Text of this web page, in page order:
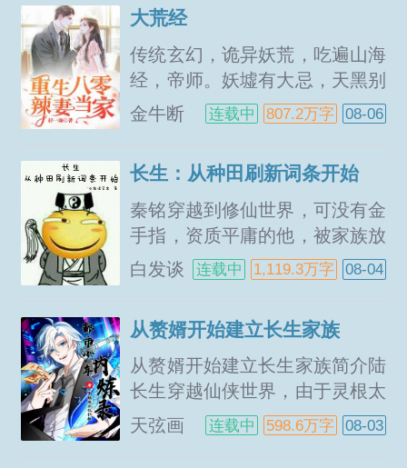
尘群芳谱，可通过其获得长生与
无穷妙用！注入十缕红尘之气，
从长春养生功到...
大荒经
传统玄幻，诡异妖荒，吃遍山海
经，帝师。妖墟有大忌，天黑别
出门。张楚在老家的老枣树下
读，莫名穿越到了妖墟。这是一
恐怖降临，这里危险四伏，遍地
都是大妖。张楚本想做个普通的
教书先生，平静的生活下...
金牛断
连载中 807.2万字 08-06
长生：从种田刷新词条开始
秦铭穿越到修仙世界，可没有金
手指，资质平庸的他，被家族放
弃，奉命参与宗门的开荒征召任
务，成了一名底层灵农。每天面
压力山大。直到有一天他种完地
回来，发现自己收获的东西有点
不太一样了。名称金灵米词条...
白发谈
连载中 1,119.3万字 08-04
从赘婿开始建立长生家族
从赘婿开始建立长生家族简介陆
长生穿越仙侠世界，由于灵根太
差，在仙门考核中落选。好在开
启多子多福系统，只要开枝散叶
天弦画
连载中 598.6万字 08-03